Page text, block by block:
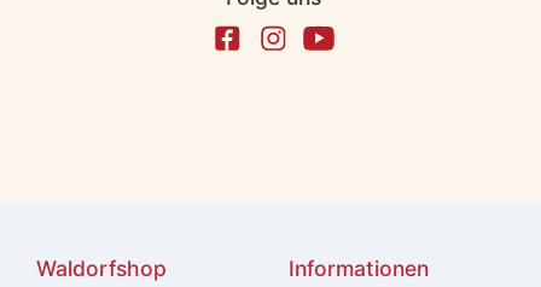
Waldorfshop Informationen